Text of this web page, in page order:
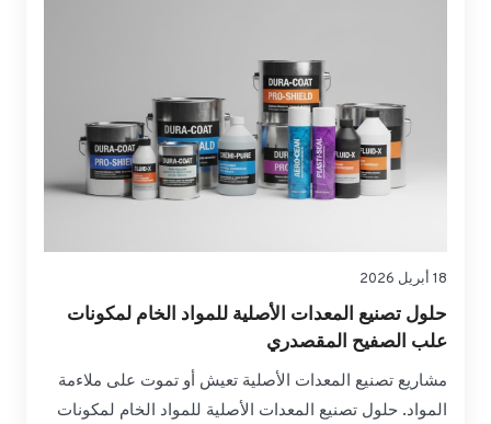
18 أبريل 2026
حلول تصنيع المعدات الأصلية للمواد الخام لمكونات
علب الصفيح المقصدري
مشاريع تصنيع المعدات الأصلية تعيش أو تموت على ملاءمة
المواد. حلول تصنيع المعدات الأصلية للمواد الخام لمكونات